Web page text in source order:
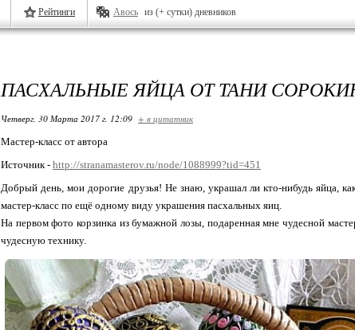
Рейтинги Авось из (+ сутки) дневников
ПАСХАЛЬНЫЕ ЯЙЦА ОТ ТАНИ
Четверг, 30 Марта 2017 г. 12:09 + в цитатник
Мастер-класс от автора
Источник - http://stranamasterov.ru/node/1088999?tid=451
Добрый день, мои дорогие друзья! Не знаю, украшал ли кто-нибудь яйца,
мастер-класс по ещё одному виду украшения пасхальных яиц.
На первом фото корзинка из бумажной лозы, подаренная мне чудесной
чудесную технику.